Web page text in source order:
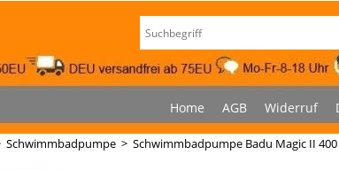
Home AGB Widerruf
Schwimmbadpumpe > Schwimmbadpumpe Badu Magic II